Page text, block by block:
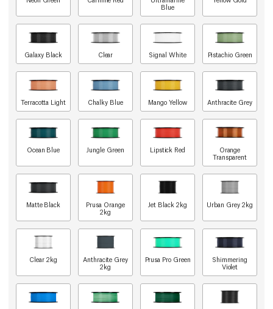
Blue
Galaxy Black Clear Signal White Pistachio Green
Terracotta Light Chalky Blue Mango Yellow Anthracite Grey
Ocean Blue Jungle Green Lipstick Red
Orange
Transparent
Matte Black
Prusa Orange
2kg
Jet Black 2kg Urban Grey 2kg
Clear 2kg
Anthracite Grey
2kg
Prusa Pro Green
Shimmering
Violet